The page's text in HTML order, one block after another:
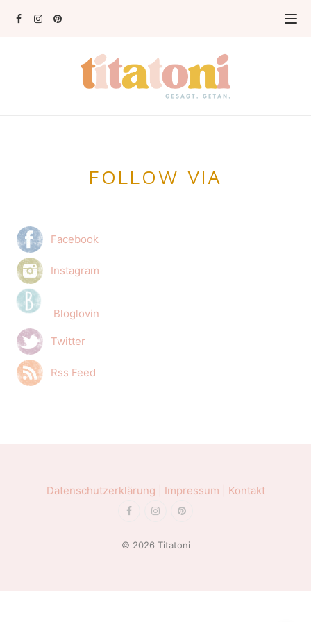
FOLLOW VIA
Facebook
Instagram
Bloglovin
Twitter
Rss Feed
Datenschutzerklärung | Impressum | Kontakt
© 2026 Titatoni